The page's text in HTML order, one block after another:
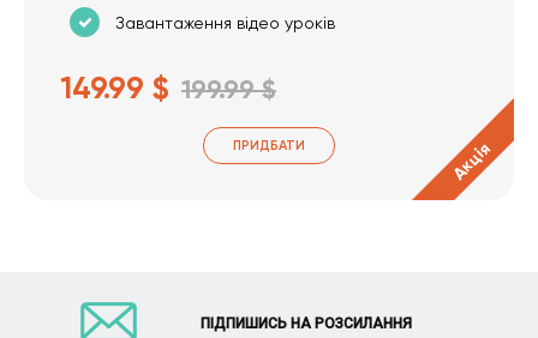
Завантаження відео уроків
149.99 $ 199.99 $
ПРИДБАТИ Акція
ПІДПИШИСЬ НА РОЗСИЛАННЯ